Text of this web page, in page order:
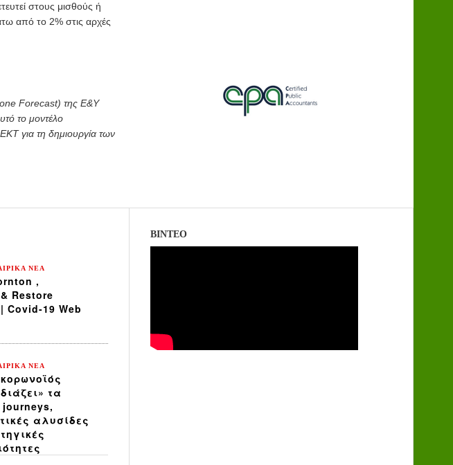
στους μισθούς ή
από το 2% στις αρχές
Forecast) της E&Y
το μοντέλο
ΕΚΤ για τη δημιουργία των
ΝΕΑ
,
Restore
Covid-19 Web
ΝΕΑ
τα
αλυσίδες
ΒΙΝΤΕΟ